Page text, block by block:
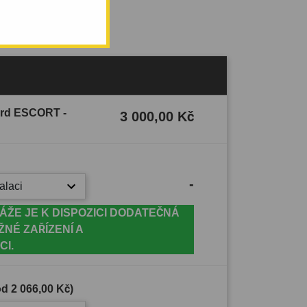
ESCORT -
3 000,00 Kč
-
JE K DISPOZICI DODATEČNÁ
ZAŘÍZENÍ A
2 066,00 Kč)